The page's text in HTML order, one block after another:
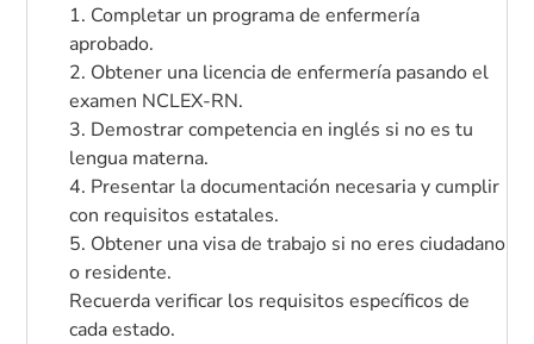
1. Completar un programa de enfermería
aprobado.
2. Obtener una licencia de enfermería pasando el
examen NCLEX-RN.
3. Demostrar competencia en inglés si no es tu
lengua materna.
4. Presentar la documentación necesaria y cumplir
con requisitos estatales.
5. Obtener una visa de trabajo si no eres ciudadano
o residente.
Recuerda verificar los requisitos específicos de
cada estado.